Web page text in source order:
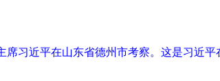
习近平在山东省德州市考察。这是习近